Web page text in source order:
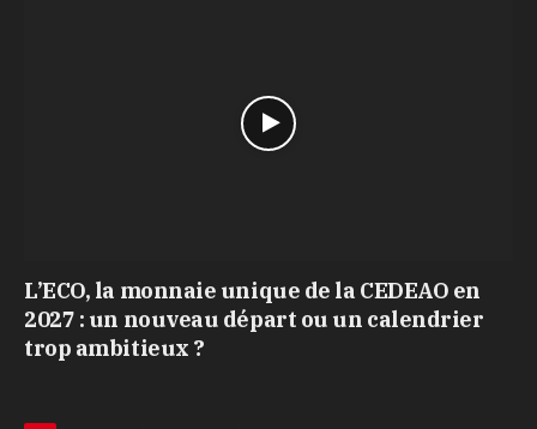
L’ECO, la monnaie unique de la CEDEAO en
2027 : un nouveau départ ou un calendrier
trop ambitieux ?